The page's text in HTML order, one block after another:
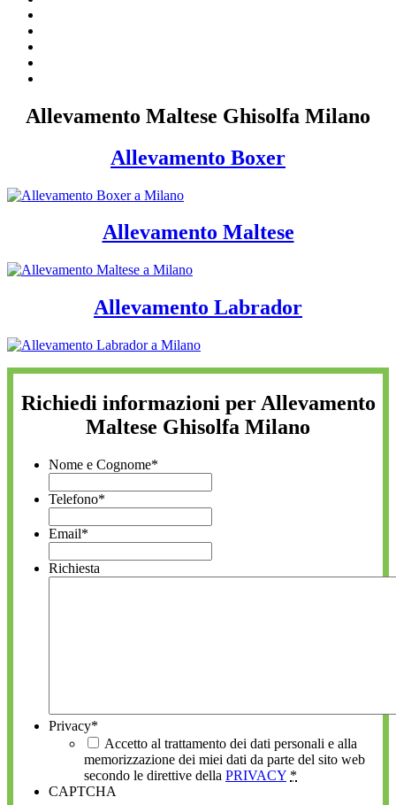
Allevamento Maltese Ghisolfa Milano
Allevamento Boxer
Allevamento Maltese
Allevamento Labrador
Richiedi informazioni per Allevamento
Maltese Ghisolfa Milano
Nome e Cognome*
Telefono*
Email*
Richiesta
Privacy*
Accetto al trattamento dei dati personali e alla
memorizzazione dei miei dati da parte del sito web
secondo le direttive della PRIVACY *
CAPTCHA